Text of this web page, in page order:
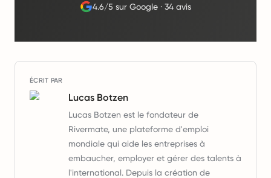
4.6/5 sur Google· 34 avis
ÉCRIT PAR
Lucas Botzen
Lucas Botzen est le fondateur de
Rivermate, une plateforme d'emploi
mondiale qui aide les entreprises à
embaucher, employer et gérer des talents à
l'international. Depuis la création de